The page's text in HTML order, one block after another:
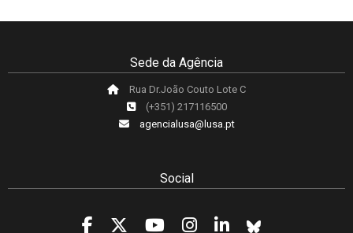
Sede da Agência
Rua Dr.João Couto Lote C
(+351) 217116500
agencialusa@lusa.pt
Social